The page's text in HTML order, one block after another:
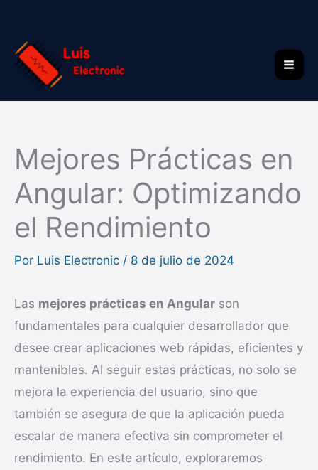
contenido
Mejores Prácticas en
Angular: Optimizando
el Rendimiento
Por Luis Electronic / 8 de julio de 2024
Las mejores prácticas en Angular son
fundamentales para cualquier desarrollador que
desee crear aplicaciones web rápidas, eficientes y
mantenibles. Al seguir estas prácticas, no solo se
mejora la experiencia del usuario, sino que
también se asegura de que la aplicación pueda
escalar de manera efectiva sin comprometer el
rendimiento. En este artículo, exploraremos